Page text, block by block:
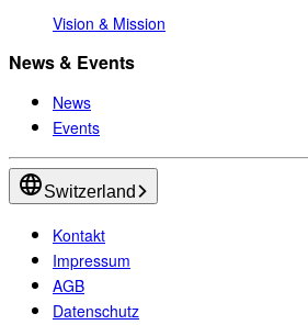
Vision & Mission
News & Events
News
Events
Switzerland
Kontakt
Impressum
AGB
Datenschutz